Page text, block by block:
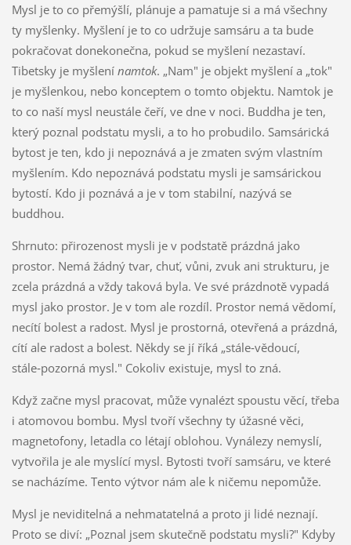
Mysl je to co přemýšlí, plánuje a pamatuje si a má všechny
ty myšlenky. Myšlení je to co udržuje samsáru a ta bude
pokračovat donekonečna, pokud se myšlení nezastaví.
Tibetsky je myšlení namtok. „Nam" je objekt myšlení a „tok"
je myšlenkou, nebo konceptem o tomto objektu. Namtok je
to co naší mysl neustále čeří, ve dne v noci. Buddha je ten,
který poznal podstatu mysli, a to ho probudilo. Samsárická
bytost je ten, kdo ji nepoznává a je zmaten svým vlastním
myšlením. Kdo nepoznává podstatu mysli je samsárickou
bytostí. Kdo ji poznává a je v tom stabilní, nazývá se
buddhou.
Shrnuto: přirozenost mysli je v podstatě prázdná jako
prostor. Nemá žádný tvar, chuť, vůni, zvuk ani strukturu, je
zcela prázdná a vždy taková byla. Ve své prázdnotě vypadá
mysl jako prostor. Je v tom ale rozdíl. Prostor nemá vědomí,
necítí bolest a radost. Mysl je prostorná, otevřená a prázdná,
cítí ale radost a bolest. Někdy se jí říká „stále‑vědoucí,
stále‑pozorná mysl." Cokoliv existuje, mysl to zná.
Když začne mysl pracovat, může vynalézt spoustu věcí, třeba
i atomovou bombu. Mysl tvoří všechny ty úžasné věci,
magnetofony, letadla co létají oblohou. Vynálezy nemyslí,
vytvořila je ale myslící mysl. Bytosti tvoří samsáru, ve které
se nacházíme. Tento výtvor nám ale k ničemu nepomůže.
Mysl je neviditelná a nehmatatelná a proto ji lidé neznají.
Proto se diví: „Poznal jsem skutečně podstatu mysli?" Kdyby